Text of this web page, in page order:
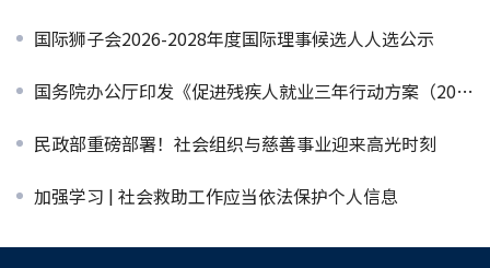
国际狮子会2026-2028年度国际理事候选人人选公示
国务院办公厅印发《促进残疾人就业三年行动方案（2025—2027年）》
民政部重磅部署！社会组织与慈善事业迎来高光时刻
加强学习 | 社会救助工作应当依法保护个人信息